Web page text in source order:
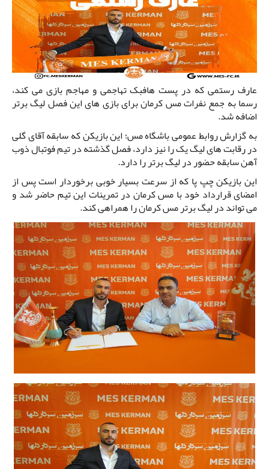
عارف رستمی که در پست هافبک تهاجمی و مهاجم بازی می کند،
رسما به جمع نفرات مس کرمان برای بازی های این فصل لیگ برتر
اضافه شد.
به گزارش روابط عمومی باشگاه مس؛ این بازیکن که سابقه آقای گلی
در رقابت های لیگ یک را نیز دارد، فصل گذشته در تیم فوتبال ذوب
آهن سابقه حضور در لیگ برتر را دارد.
این بازیکن چپ پا که از سرعت بسیار خوبی برخوردار است پس از
امضای قرارداد خود با مس کرمان در تمرینات این تیم حاضر شد و
می تواند در لیگ برتر مس کرمان را همراهی کند.